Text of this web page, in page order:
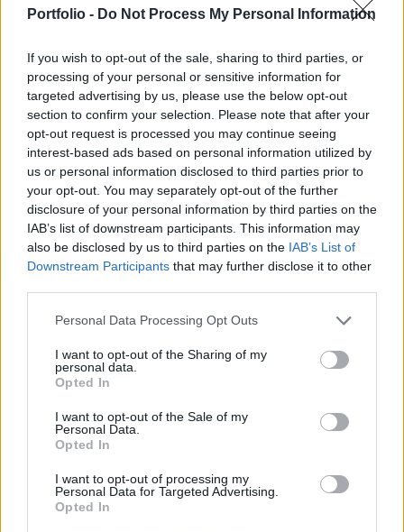
Portfolio - Do Not Process My Personal Information
If you wish to opt-out of the sale, sharing to third parties, or
processing of your personal or sensitive information for
targeted advertising by us, please use the below opt-out
section to confirm your selection. Please note that after your
opt-out request is processed you may continue seeing
interest-based ads based on personal information utilized by
us or personal information disclosed to third parties prior to
your opt-out. You may separately opt-out of the further
disclosure of your personal information by third parties on the
IAB’s list of downstream participants. This information may
also be disclosed by us to third parties on the IAB’s List of
Downstream Participants that may further disclose it to other
Personal Data Processing Opt Outs
I want to opt-out of the Sharing of my
personal data.
Opted In
I want to opt-out of the Sale of my
Personal Data.
Opted In
I want to opt-out of processing my
Personal Data for Targeted Advertising.
Opted In
adható oda prémiumként. Veszteséges éves
A tárcáknak november közepéig kell összesíteni,
hogy a bérstruktúra változtatása mennyi embert
érint és mindez mekkora többlet költségvetési
kiadással jár a 2010-ben eldöntött,
takarékossággal indokolt 2 milliós plafon után.
Mindez abba az irányba mutat, hogy az új bérezés
2016-tól léphet hatályba.
A legfrissebb Magyar Közlöny tartalmazza a Kormány
1660/2015. (IX. 15.) Korm. határozatát "A többségi állami
tulajdonú gazdasági társaságok vezető állású
munkavállalói javadalmazási rendszerének megújításáról"
az Állami Számvevőszék elnökének az állami tulajdonú
gazdasági társaságok vezetésével kapcsolatos...
KEDVES OLVASÓNK!
A keresett cikk a portfolio.hu hírarchívumához
tartozik, melynek olvasása előfizetéses
regisztrációhoz kötött.